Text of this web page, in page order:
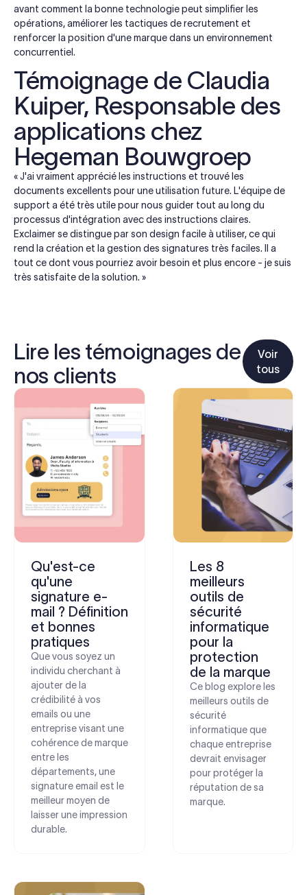
avant comment la bonne technologie peut simplifier les
opérations, améliorer les tactiques de recrutement et
renforcer la position d'une marque dans un environnement
concurrentiel.
Témoignage de Claudia
Kuiper, Responsable des
applications chez
Hegeman Bouwgroep
« J'ai vraiment apprécié les instructions et trouvé les
documents excellents pour une utilisation future. L'équipe de
support a été très utile pour nous guider tout au long du
processus d'intégration avec des instructions claires.
Exclaimer se distingue par son design facile à utiliser, ce qui
rend la création et la gestion des signatures très faciles. Il a
tout ce dont vous pourriez avoir besoin et plus encore - je suis
très satisfaite de la solution. »
Lire les témoignages de
nos clients
Voir
tous
Qu'est-ce
qu'une
signature e-
mail ? Définition
et bonnes
pratiques
Que vous soyez un
individu cherchant à
ajouter de la
crédibilité à vos
emails ou une
entreprise visant une
cohérence de marque
entre les
départements, une
signature email est le
meilleur moyen de
laisser une impression
durable.
Les 8
meilleurs
outils de
sécurité
informatique
pour la
protection
de la marque
Ce blog explore les
meilleurs outils de
sécurité
informatique que
chaque entreprise
devrait envisager
pour protéger la
réputation de sa
marque.